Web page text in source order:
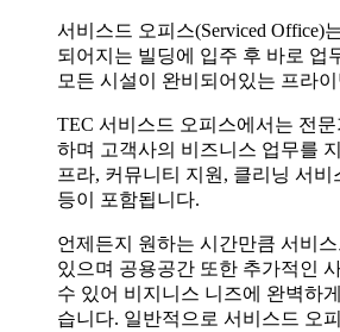
서비스드 오피스(Serviced Office)
되어지는 빌딩에 입주 후 바로 업
모든 시설이 완비되어있는 프라
TEC 서비스드 오피스에서는 전
하며 고객사의 비즈니스 업무를
프라, 커뮤니티 지원, 클리닝 서비
등이 포함됩니다.
언제든지 원하는 시간만큼 서비
있으며 공용공간 또한 추가적인
수 있어 비지니스 니즈에 완벽하
습니다. 일반적으로 서비스드 오